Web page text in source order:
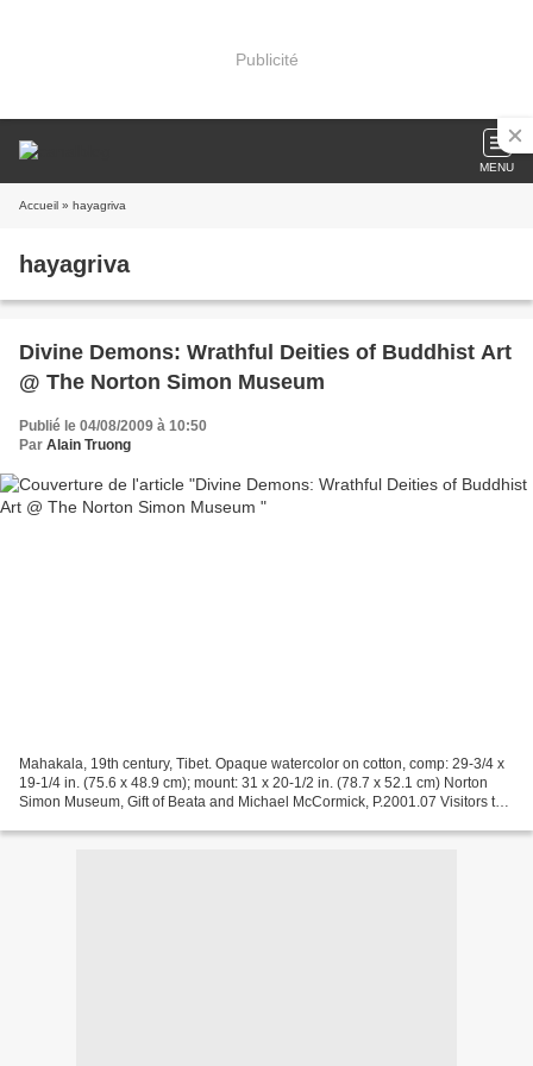
Publicité
MENU
Accueil » hayagriva
hayagriva
Divine Demons: Wrathful Deities of Buddhist Art
@ The Norton Simon Museum
Publié le 04/08/2009 à 10:50
Par Alain Truong
Mahakala, 19th century, Tibet. Opaque watercolor on cotton, comp: 29-3/4 x
19-1/4 in. (75.6 x 48.9 cm); mount: 31 x 20-1/2 in. (78.7 x 52.1 cm) Norton
Simon Museum, Gift of Beata and Michael McCormick, P.2001.07 Visitors to